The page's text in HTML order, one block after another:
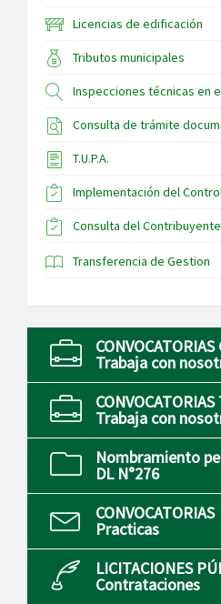
Licencias de edificación
Tributos municipales
Inspecciones técnicas en
Consulta de trámite
T.U.P.A.
Implementación del
Consulta del Contribuyente
Transferencia de Gestion
CONVOCATORIAS
Trabaja con
CONVOCATORIAS
Trabaja con
Nombramiento
DL N°276
CONVOCATORIAS
Practicas
LICITACIONES
Contrataciones